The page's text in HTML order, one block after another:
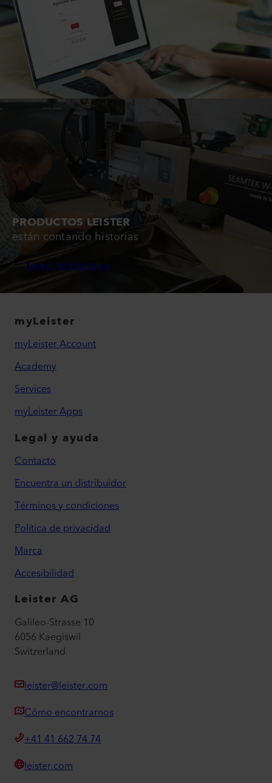
PRODUCTOS LEISTER
están contando historias
Leer historias
myLeister
myLeister Account
Academy
Services
myLeister Apps
Legal y ayuda
Contacto
Encuentra un distribuidor
Términos y condiciones
Política de privacidad
Marca
Accesibilidad
Leister AG
Galileo-Strasse 10
6056 Kaegiswil
Switzerland
leister@leister.com
Cómo encontrarnos
+41 41 662 74 74
leister.com